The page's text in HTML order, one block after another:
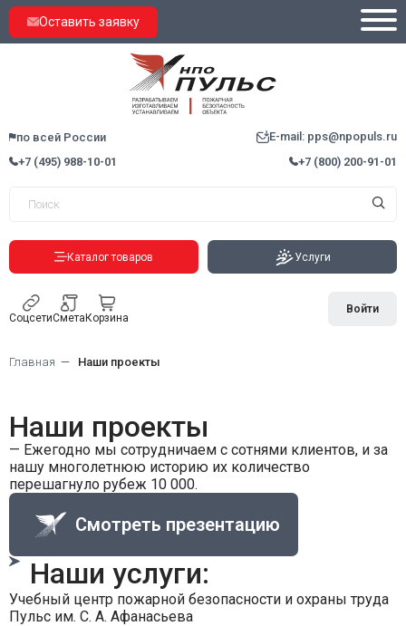
Оставить заявку
по всей России
E-mail: pps@npopuls.ru
+7 (495) 988-10-01
+7 (800) 200-91-01
Каталог товаров Услуги
СоцсетиСметаКорзина
Войти
Главная Наши проекты
Наши проекты
— Ежегодно мы сотрудничаем с сотнями клиентов, и за
нашу многолетнюю историю их количество
перешагнуло рубеж 10 000.
Смотреть презентацию
Наши услуги:
Учебный центр пожарной безопасности и охраны труда
Пульс им. С. А. Афанасьева